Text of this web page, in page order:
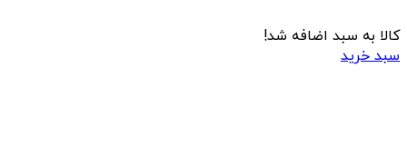
کالا به سبد اضافه شد!
سبد خرید